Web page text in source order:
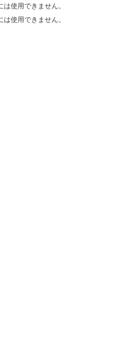
使用できません。
使用できません。